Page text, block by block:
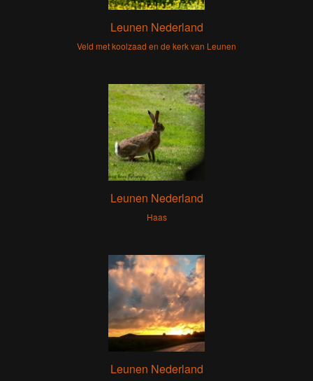
Leunen Nederland
Veld met koolzaad en de kerk van Leunen
Leunen Nederland
Haas
Leunen Nederland